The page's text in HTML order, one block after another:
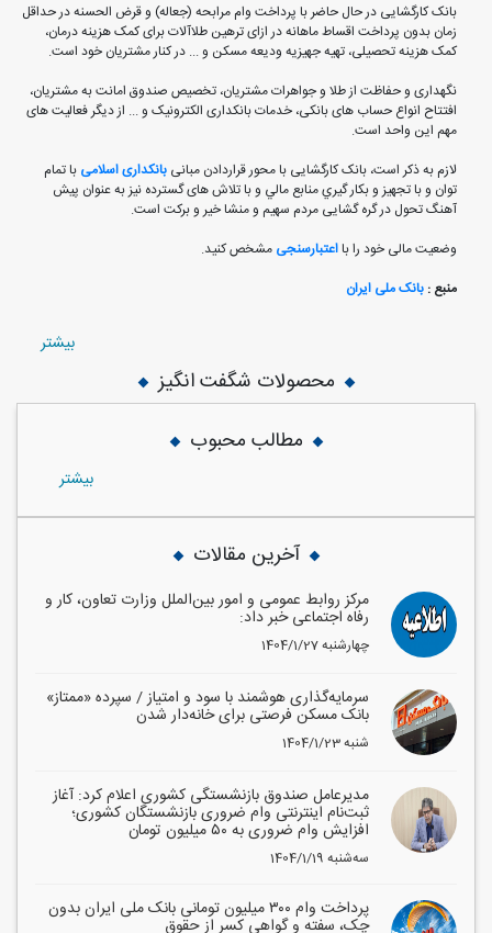
بانک کارگشایی در حال حاضر با پرداخت وام مرابحه (جعاله) و قرض الحسنه در حداقل
زمان بدون پرداخت اقساط ماهانه در ازای ترهین طلاآلات برای کمک هزینه درمان،
کمک هزینه تحصیلی، تهیه جهیزیه ودیعه مسکن و ... در کنار مشتریان خود است.
نگهداری و حفاظت از طلا و جواهرات مشتریان، تخصیص صندوق امانت به مشتریان،
افتتاح انواع حساب های بانکی، خدمات بانکداری الکترونیک و ... از دیگر فعالیت های
مهم این واحد است.
لازم به ذکر است، بانک کارگشایی با محور قراردادن مبانی بانکداری اسلامی با تمام
توان و با تجهيز و بكار گيري منابع مالي و با تلاش های گسترده نيز به عنوان پيش
آهنگ تحول در گره گشایی مردم سهیم و منشا خیر و برکت است.
وضعیت مالی خود را بااعتبارسنجی مشخص کنید.
منبع : بانک ملی ایران
بيشتر
محصولات شگفت انگیز
مطالب محبوب
بيشتر
آخرین مقالات
مرکز روابط عمومی و امور بین‌الملل وزارت تعاون، کار و
رفاه اجتماعی خبر داد:
1404/1/27 چهارشنبه
سرمایه‌گذاری هوشمند با سود و امتیاز / سپرده «ممتاز»
بانک مسکن فرصتی برای خانه‌دار شدن
1404/1/23 شنبه
مدیرعامل صندوق بازنشستگی کشوری اعلام کرد: آغاز
ثبت‌نام اینترنتی وام ضروری بازنشستگان کشوری؛
افزایش وام ضروری به ۵۰ میلیون تومان
1404/1/19 سه‌شنبه
پرداخت وام ۳۰۰ میلیون تومانی بانک ملی ایران بدون
چک، سفته و گواهی کسر از حقوق